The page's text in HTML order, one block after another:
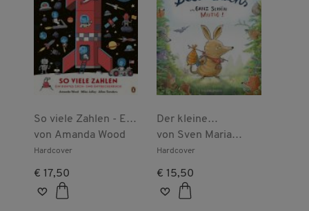
So viele Zahlen - Ein
buntes Such- und
Entdeckerbuch
von Amanda Wood
Hardcover
€ 17,50
Der kleine
Beuteldachs
von Sven Maria
Schröder
Hardcover
€ 15,50